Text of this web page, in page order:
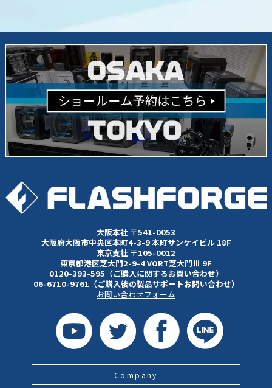
大阪本社 〒541-0053
大阪府大阪市中央区本町4-3-9 本町サンケイビル 18F
東京支社 〒105-0012
東京都港区芝大門2-9-4 VORT芝大門Ⅲ 9F
0120-393-595（ご購入に関するお問い合わせ）
06-6710-9761（ご購入後の製品サポートお問い合わせ）
お問い合わせフォーム
Company